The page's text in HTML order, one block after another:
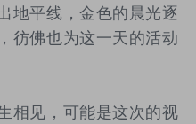
地平线，金色的晨光逐
彷佛也为这一天的活动
相见，可能是这次的视